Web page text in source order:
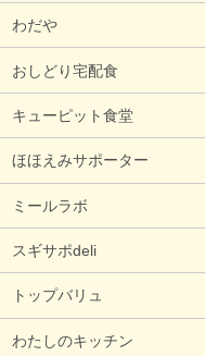
わだや
おしどり宅配食
キューピット食堂
ほほえみサポーター
ミールラボ
スギサポdeli
トップバリュ
わたしのキッチン